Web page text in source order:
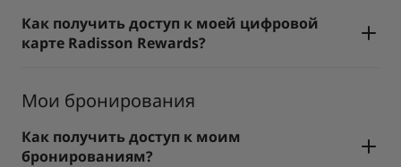
Как получить доступ к моей цифровой
карте Radisson Rewards?
Мои бронирования
Как получить доступ к моим
бронированиям?